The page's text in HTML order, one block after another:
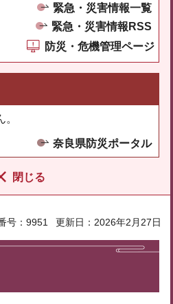
緊急・災害情報一覧
緊急・災害情報RSS
防災・危機管理ページ
奈良県防災ポータル
閉じる
号：9951 更新日：2026年2月27日